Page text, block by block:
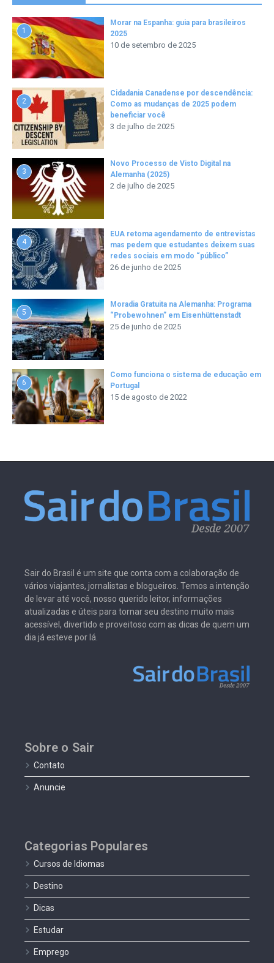
1
Morar na Espanha: guia para brasileiros
2025
10 de setembro de 2025
2
Cidadania Canadense por descendência:
Como as mudanças de 2025 podem
beneficiar você
3 de julho de 2025
3
Novo Processo de Visto Digital na
Alemanha (2025)
2 de julho de 2025
4
EUA retoma agendamento de entrevistas
mas pedem que estudantes deixem suas
redes sociais em modo “público”
26 de junho de 2025
5
Moradia Gratuita na Alemanha: Programa
“Probewohnen” em Eisenhüttenstadt
25 de junho de 2025
6
Como funciona o sistema de educação em
Portugal
15 de agosto de 2022
Sair do Brasil é um site que conta com a colaboração de
vários viajantes, jornalistas e blogueiros. Temos a intenção
de levar até você, nosso querido leitor, informações
atualizadas e úteis para tornar seu destino muito mais
acessível, divertido e proveitoso com as dicas de quem um
dia já esteve por lá.
Sobre o Sair
Contato
Anuncie
Categorias Populares
Cursos de Idiomas
Destino
Dicas
Estudar
Emprego